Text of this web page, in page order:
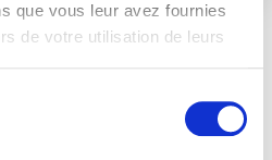
que vous leur avez fournies
de votre utilisation de leurs
Actualités